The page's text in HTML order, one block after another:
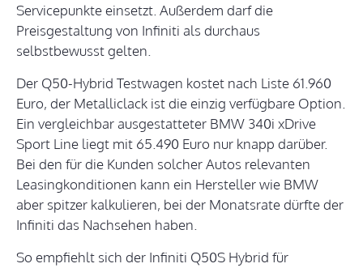
Servicepunkte einsetzt. Außerdem darf die
Preisgestaltung von Infiniti als durchaus
selbstbewusst gelten.
Der Q50-Hybrid Testwagen kostet nach Liste 61.960
Euro, der Metalliclack ist die einzig verfügbare Option.
Ein vergleichbar ausgestatteter BMW 340i xDrive
Sport Line liegt mit 65.490 Euro nur knapp darüber.
Bei den für die Kunden solcher Autos relevanten
Leasingkonditionen kann ein Hersteller wie BMW
aber spitzer kalkulieren, bei der Monatsrate dürfte der
Infiniti das Nachsehen haben.
So empfiehlt sich der Infiniti Q50S Hybrid für